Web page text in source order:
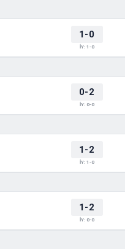
1-0
İY: 1-0
0-2
İY: 0-0
1-2
İY: 1-0
1-2
İY: 0-0